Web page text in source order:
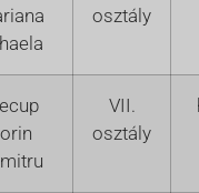
osztály
VII.
osztály